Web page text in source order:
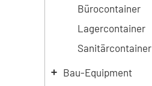
Bürocontainer
Lagercontainer
Sanitärcontainer
Bau-Equipment